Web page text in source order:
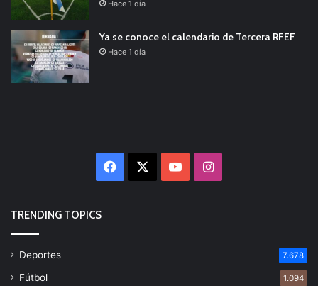
Hace 1 día
Ya se conoce el calendario de Tercera RFEF
Hace 1 día
Facebook YouTubeInstagram
TRENDING TOPICS
Deportes 7.678
Fútbol 1.094